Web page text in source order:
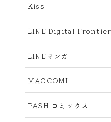
Kiss
LINE Digital Frontier
LINEマンガ
MAGCOMI
PASH!コミックス